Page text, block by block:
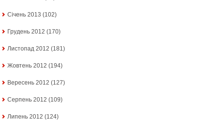
Січень 2013 (102)
Грудень 2012 (170)
Листопад 2012 (181)
Жовтень 2012 (194)
Вересень 2012 (127)
Серпень 2012 (109)
Липень 2012 (124)